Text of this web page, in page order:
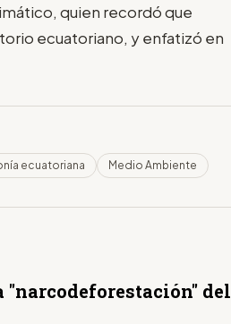
quien recordó que
ecuatoriano, y enfatizó en
ecuatoriana Medio Ambiente
"narcodeforestación" del